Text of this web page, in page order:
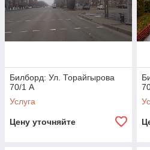
Билборд: Ул. Торайгырова
70/1 А
Услуга
Цену уточняйте